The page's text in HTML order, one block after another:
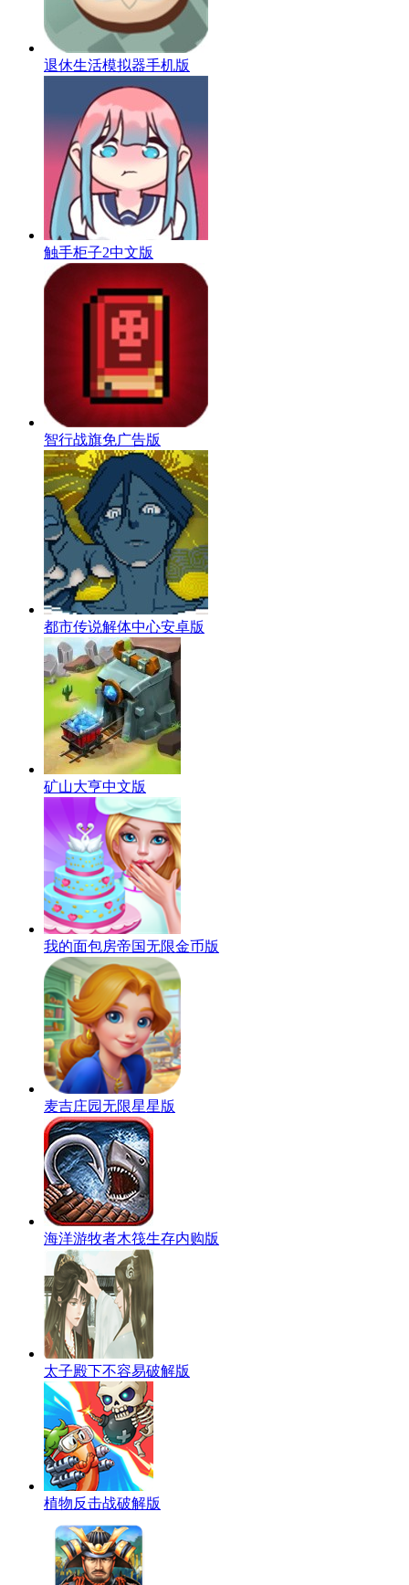
退休生活模拟器手机版
触手柜子2中文版
智行战旗免广告版
都市传说解体中心安卓版
矿山大亨中文版
我的面包房帝国无限金币版
麦吉庄园无限星星版
海洋游牧者木筏生存内购版
太子殿下不容易破解版
植物反击战破解版